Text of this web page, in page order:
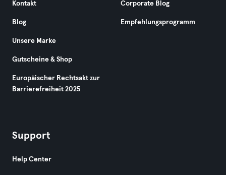
Kontakt
Blog
Unsere Marke
Gutscheine & Shop
Europäischer Rechtsakt zur
Barrierefreiheit 2025
Corporate Blog
Empfehlungsprogramm
Support
Help Center